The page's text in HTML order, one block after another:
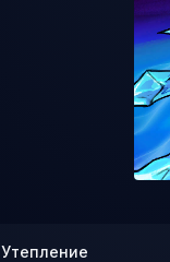
Утепление